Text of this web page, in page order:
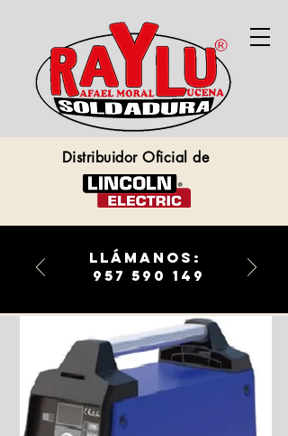
llámanos:
957 590 149
Distribuidor Oficial de